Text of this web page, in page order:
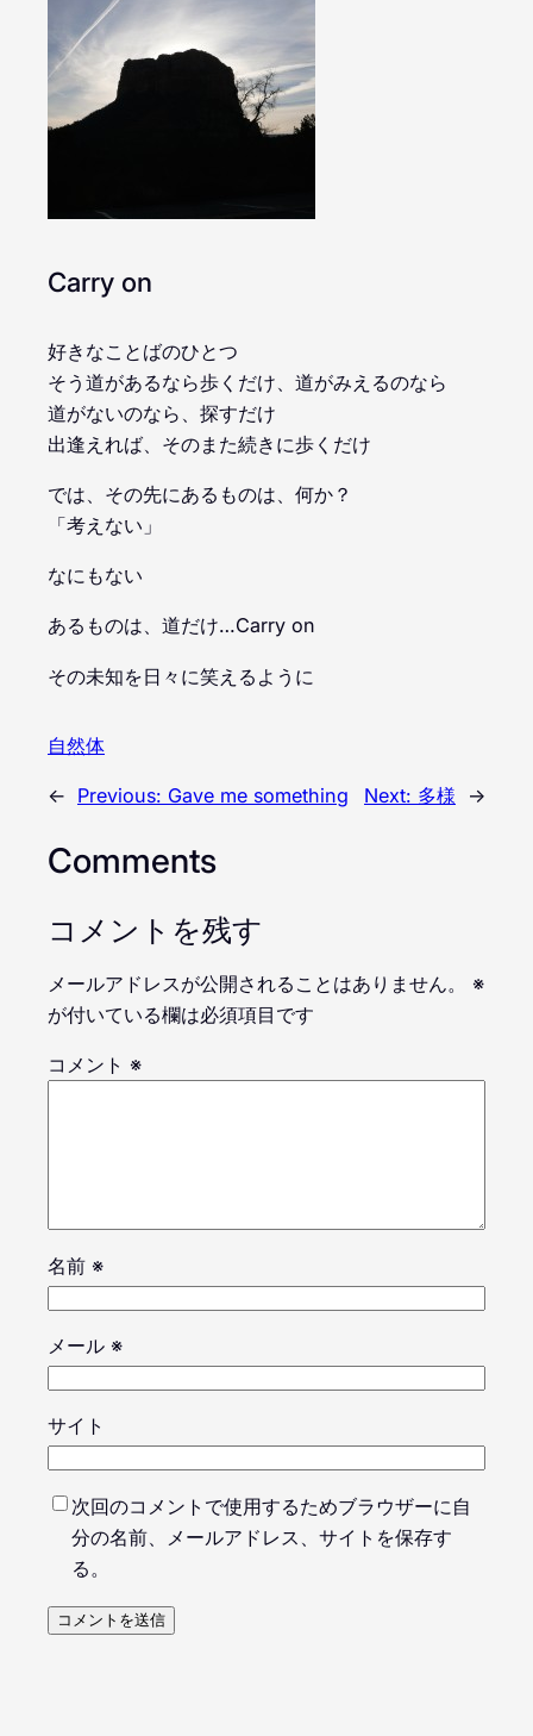
Carry on
好きなことばのひとつ
そう道があるなら歩くだけ、道がみえるのなら
道がないのなら、探すだけ
出逢えれば、そのまた続きに歩くだけ
では、その先にあるものは、何か？
「考えない」
なにもない
あるものは、道だけ…Carry on
その未知を日々に笑えるように
自然体
← Previous: Gave me something Next: 多様 →
Comments
コメントを残す
メールアドレスが公開されることはありません。
※
が付いている欄は必須項目です
コメント ※
名前 ※
メール ※
サイト
次回のコメントで使用するためブラウザーに自
分の名前、メールアドレス、サイトを保存す
る。